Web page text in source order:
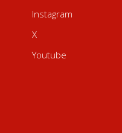
Instagram
X
Youtube